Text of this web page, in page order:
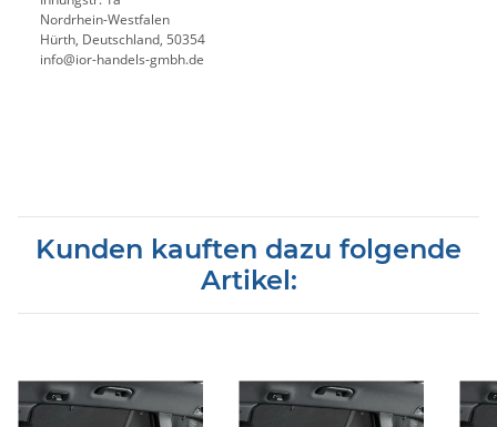
Nordrhein-Westfalen
Hürth, Deutschland, 50354
info@ior-handels-gmbh.de
Kunden kauften dazu folgende
Artikel: